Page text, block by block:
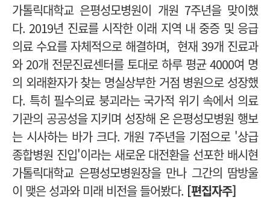
가톨릭대학교 은평성모병원이 개원 7주년을 맞이했
다. 2019년 진료를 시작한 이래 지역 내 중증 및 응급
의료 수요를 자체적으로 해결하며, 현재 39개 진료과
와 20개 전문진료센터를 토대로 하루 평균 4000여 명
의 외래환자가 찾는 명실상부한 거점 병원으로 성장했
다. 특히 필수의료 붕괴라는 국가적 위기 속에서 의료
기관의 공공성을 지키며 성장해 온 은평성모병원 행보
는 시사하는 바가 크다. 개원 7주년을 기점으로 '상급
종합병원 진입'이라는 새로운 대전환을 선포한 배시현
가톨릭대학교 은평성모병원장을 만나 그간의 땀방울
이 맺은 성과와 미래 비전을 들어봤다. [편집자주]